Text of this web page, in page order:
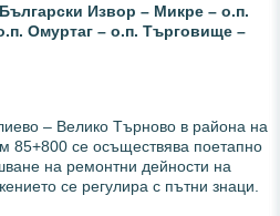
Извор – Микре – о.п.
Омуртаг – о.п. Търговище –
– Велико Търново в района на
85+800 се осъществява поетапно
на ремонтни дейности на
се регулира с пътни знаци.